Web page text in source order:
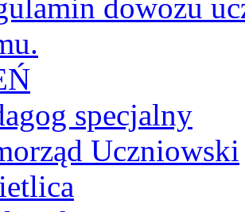
dowozu
specjalny
Uczniowski